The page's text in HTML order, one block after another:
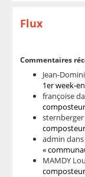
Flux
Commentaires
Jean-
1er week-
françoise
sternberger
admin dans
«
MAMDY